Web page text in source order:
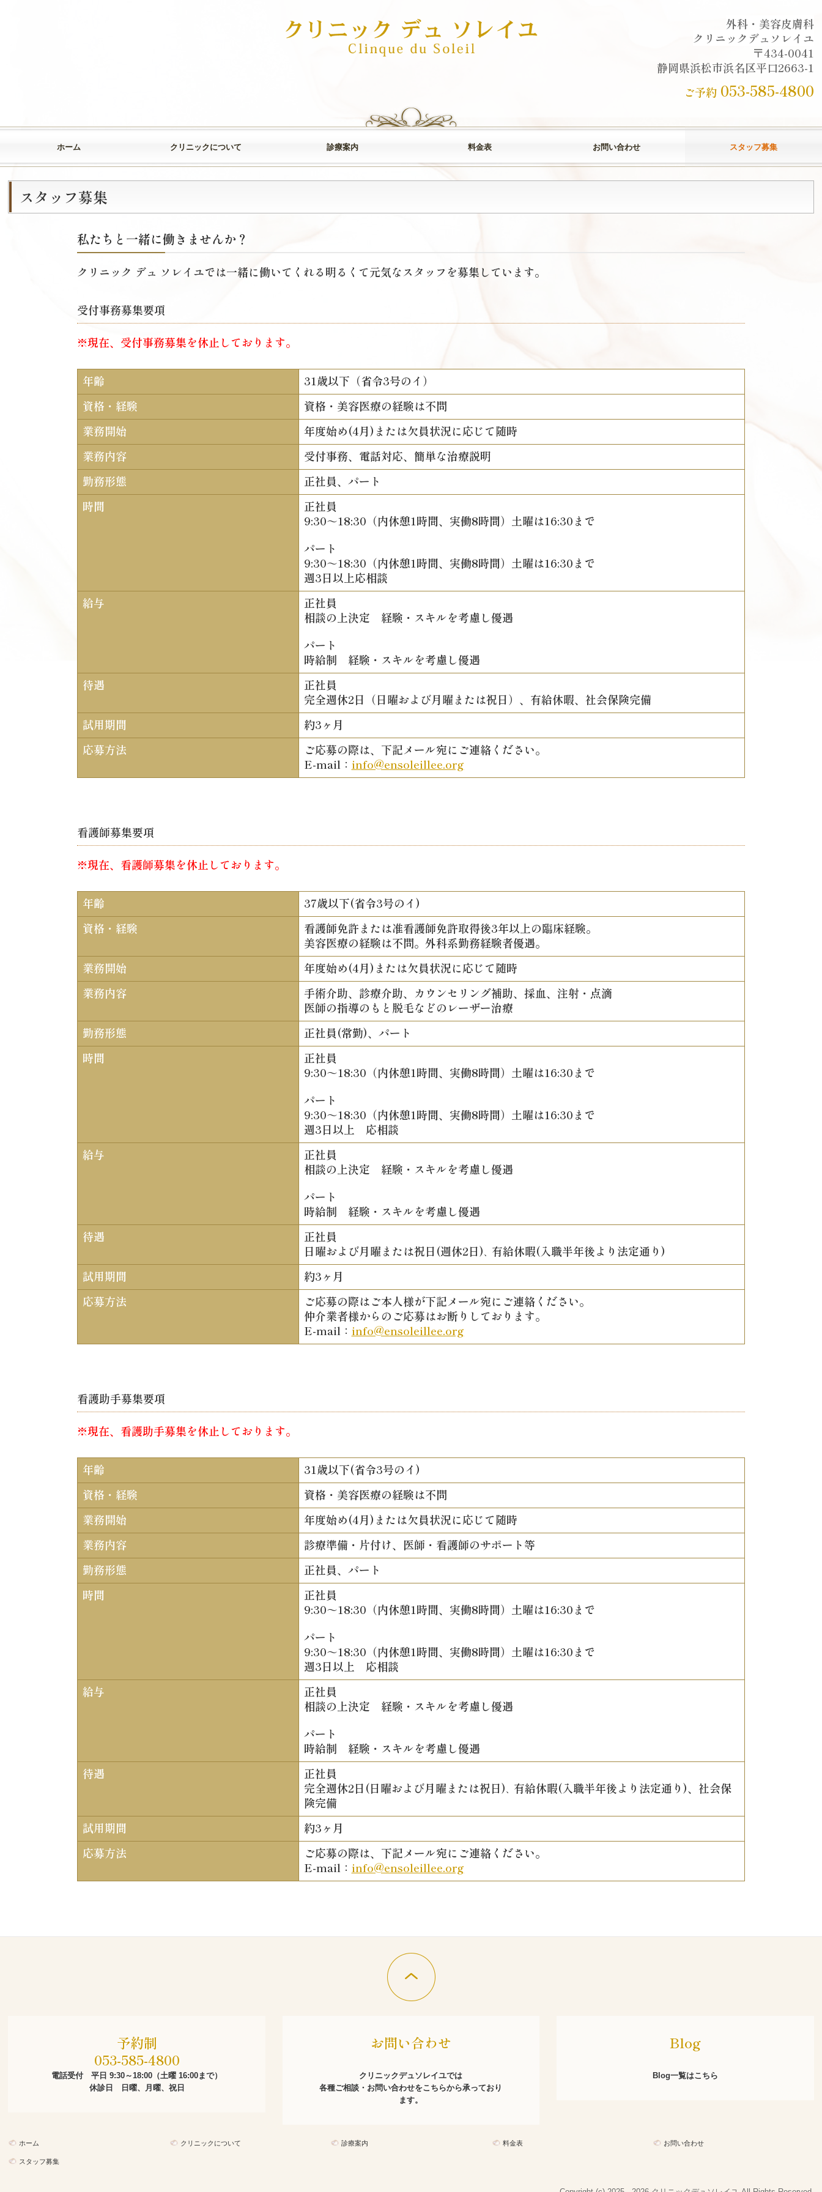
外科・美容皮膚科
クリニックデュソレイユ
〒434-0041
静岡県浜松市浜名区平口2663-1
ご予約 053-585-4800
ホーム クリニックについて 診療案内 料金表 お問い合わせ スタッフ募集
スタッフ募集
私たちと一緒に働きませんか？
クリニック デュ ソレイユでは一緒に働いてくれる明るくて元気なスタッフを募集しています。
受付事務募集要項
※現在、受付事務募集を休止しております。
年齢
31歳以下（省令3号のイ）
資格・経験
資格・美容医療の経験は不問
業務開始
年度始め(4月)または欠員状況に応じて随時
業務内容
受付事務、電話対応、簡単な治療説明
勤務形態
正社員、パート
時間
正社員
9:30～18:30（内休憩1時間、実働8時間）土曜は16:30まで
パート
9:30～18:30（内休憩1時間、実働8時間）土曜は16:30まで
週3日以上応相談
給与
正社員
相談の上決定 経験・スキルを考慮し優遇
パート
時給制 経験・スキルを考慮し優遇
待遇
正社員
完全週休2日（日曜および月曜または祝日）、有給休暇、社会保険完備
試用期間
約3ヶ月
応募方法
ご応募の際は、下記メール宛にご連絡ください。
E-mail： info@ensoleillee.org
看護師募集要項
※現在、看護師募集を休止しております。
年齢
37歳以下(省令3号のイ)
資格・経験
看護師免許または准看護師免許取得後3年以上の臨床経験。
美容医療の経験は不問。外科系勤務経験者優遇。
業務開始
年度始め(4月)または欠員状況に応じて随時
業務内容
手術介助、診療介助、カウンセリング補助、採血、注射・点滴
医師の指導のもと脱毛などのレーザー治療
勤務形態
正社員(常勤)、パート
時間
正社員
9:30～18:30（内休憩1時間、実働8時間）土曜は16:30まで
パート
9:30～18:30（内休憩1時間、実働8時間）土曜は16:30まで
週3日以上 応相談
給与
正社員
相談の上決定 経験・スキルを考慮し優遇
パート
時給制 経験・スキルを考慮し優遇
待遇
正社員
日曜および月曜または祝日(週休2日)、 有給休暇(入職半年後より法定通り)
試用期間
約3ヶ月
応募方法
ご応募の際はご本人様が下記メール宛にご連絡ください。
仲介業者様からのご応募はお断りしております。
E-mail： info@ensoleillee.org
看護助手募集要項
※現在、看護助手募集を休止しております。
年齢
31歳以下(省令3号のイ)
資格・経験
資格・美容医療の経験は不問
業務開始
年度始め(4月)または欠員状況に応じて随時
業務内容
診療準備・片付け、医師・看護師のサポート等
勤務形態
正社員、パート
時間
正社員
9:30～18:30（内休憩1時間、実働8時間）土曜は16:30まで
パート
9:30～18:30（内休憩1時間、実働8時間）土曜は16:30まで
週3日以上 応相談
給与
正社員
相談の上決定 経験・スキルを考慮し優遇
パート
時給制 経験・スキルを考慮し優遇
待遇
正社員
完全週休2日(日曜および月曜または祝日)、 有給休暇(入職半年後より法定通り)、社会保
険完備
試用期間
約3ヶ月
応募方法
ご応募の際は、下記メール宛にご連絡ください。
E-mail： info@ensoleillee.org
予約制
053-585-4800
電話受付　平日 9:30～18:00（土曜 16:00まで）
休診日　日曜、月曜、祝日
お問い合わせ
クリニックデュソレイユでは
各種ご相談・お問い合わせをこちらから承っており
ます。
Blog
Blog一覧はこちら
ホーム クリニックについて 診療案内 料金表 お問い合わせ
スタッフ募集